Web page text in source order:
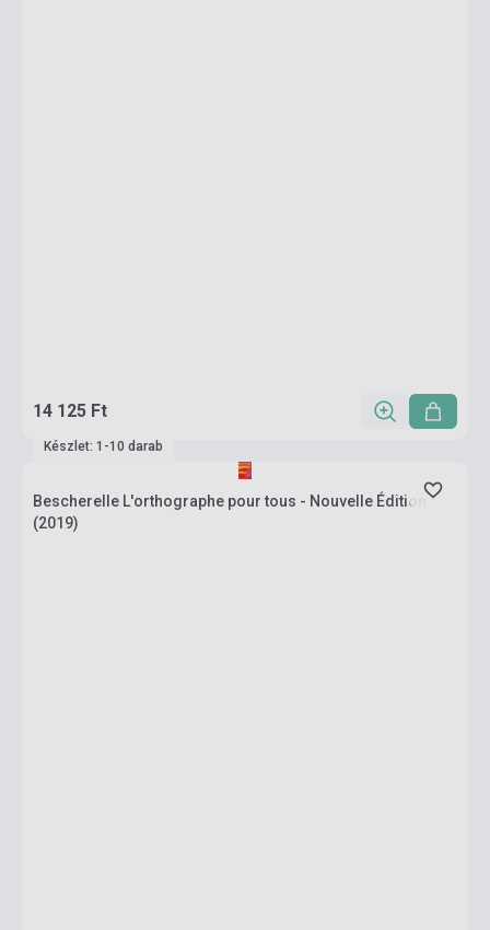
14 125 Ft
Készlet: 1-10 darab
Bescherelle L'orthographe pour tous - Nouvelle Édition
(2019)